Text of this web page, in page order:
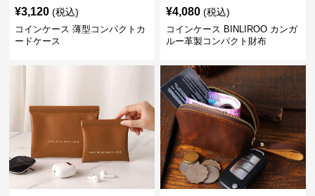
¥3,120 (税込)
コインケース 薄型コンパクトカ
ードケース
¥4,080 (税込)
コインケース BINLIROO カンガ
ルー革製コンパクト財布